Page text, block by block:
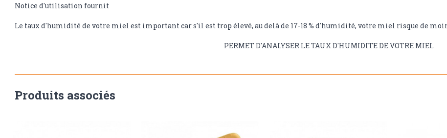
Notice d'utilisation fournit
Le taux d'humidité de votre miel est important car s'il est trop élevé, au delà de 17-18 % d'humidité, votre miel risque de
PERMET D'ANALYSER LE TAUX D'HUMIDITE DE VOTRE MIEL
Produits associés